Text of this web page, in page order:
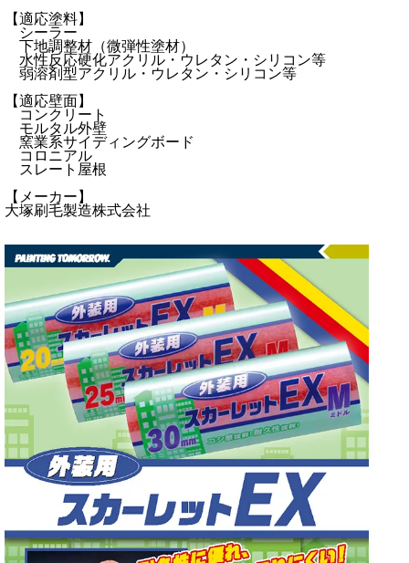
【適応塗料】
シーラー
下地調整材（微弾性塗材）
水性反応硬化アクリル・ウレタン・シリコン等
弱溶剤型アクリル・ウレタン・シリコン等
【適応壁面】
コンクリート
モルタル外壁
窯業系サイディングボード
コロニアル
スレート屋根
【メーカー】
大塚刷毛製造株式会社